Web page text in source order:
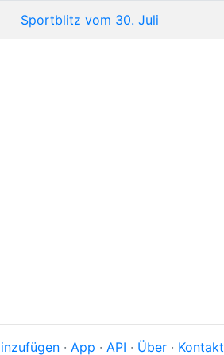
Sportblitz vom 30. Juli
· App · API · Über · Kontakt